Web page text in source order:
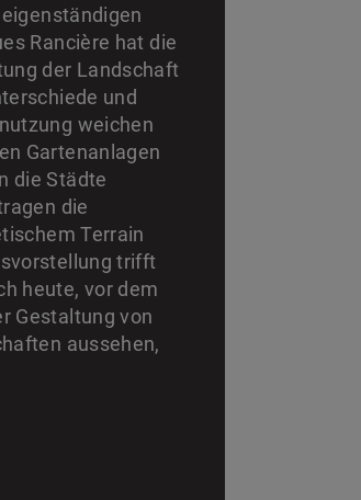
Rancière hat die
der Landschaft
und
weichen
Gartenanlagen
die Städte
die
Terrain
trifft
heute, vor dem
Gestaltung von
aussehen,